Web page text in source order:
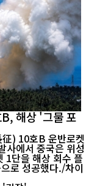
해상 '그물 포
) 10호B 운반로켓
사에서 중국은 위성
1단을 해상 회수 플
로 성공했다./차이